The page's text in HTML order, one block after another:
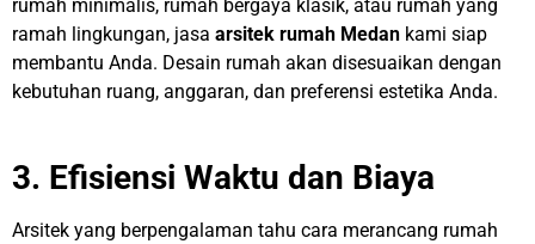
rumah minimalis, rumah bergaya klasik, atau rumah yang
ramah lingkungan, jasa arsitek rumah Medan kami siap
membantu Anda. Desain rumah akan disesuaikan dengan
kebutuhan ruang, anggaran, dan preferensi estetika Anda.
3. Efisiensi Waktu dan Biaya
Arsitek yang berpengalaman tahu cara merancang rumah